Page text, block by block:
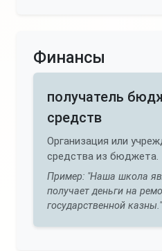
Финансы
получатель
средств
Организация или
средства из бюджета.
Пример: "Наша школа
получает деньги на
государственной казны."